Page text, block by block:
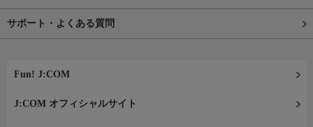
サポート・よくある質問
Fun! J:COM
J:COM オフィシャルサイト